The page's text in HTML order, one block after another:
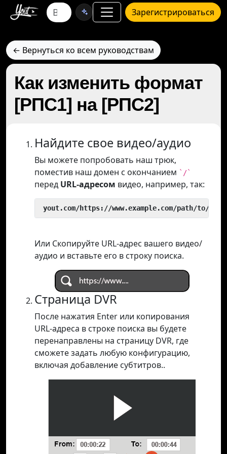
Зарегистрироваться
← Вернуться ко всем руководствам
Как изменить формат
[РПС1] на [РПС2]
Найдите свое видео/аудио
Вы можете попробовать наш трюк,
поместив наш домен с окончанием `/`
перед URL-адресом видео, например, так:
yout.com/https://www.example.com/path/to/
Или Скопируйте URL-адрес вашего видео/
аудио и вставьте его в строку поиска.
Страница DVR
После нажатия Enter или копирования
URL-адреса в строке поиска вы будете
перенаправлены на страницу DVR, где
сможете задать любую конфигурацию,
включая добавление субтитров..